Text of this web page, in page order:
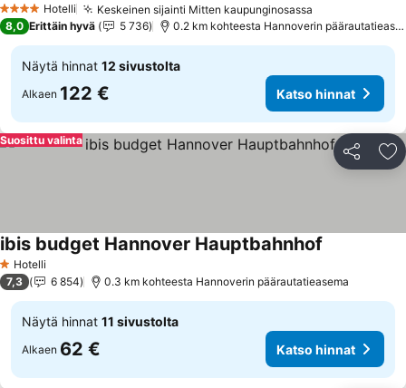
4 Tähtiluokitus
Hotelli Keskeinen sijainti Mitten kaupunginosassa
8,0 Erittäin hyvä 5 736 0.2 km kohteesta Hannoverin
Näytä hinnat 12 sivustolta
Alkaen 122 € Katso hinnat
Jaa
Suosittu valinta
1 Tähtiluokitus
Hotelli
ibis budget Hannover Hauptbahnhof
7,3 6 854 0.3 km kohteesta Hannoverin päärautatieasema
Näytä hinnat 11 sivustolta
Alkaen 62 € Katso hinnat